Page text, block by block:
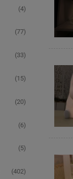
(4)
(77)
(33)
(15)
(20)
(6)
(5)
(402)